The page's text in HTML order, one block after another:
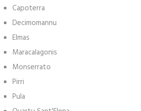
Capoterra
Decimomannu
Elmas
Maracalagonis
Monserrato
Pirri
Pula